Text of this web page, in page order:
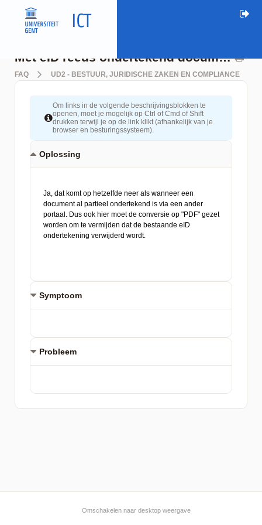
Met eID reeds ondertekend document verder ondertekenen via UGent ondertekenplatform
FAQ UD2 - BESTUUR, JURIDISCHE ZAKEN EN COMPLIANCE
Om links in de volgende beschrijvingsblokken te
openen, moet je mogelijk op Ctrl of Cmd of Shift
drukken terwijl je op de link klikt (afhankelijk van je
browser en besturingssysteem).
Oplossing
Symptoom
Probleem
Omschakelen naar desktop weergave